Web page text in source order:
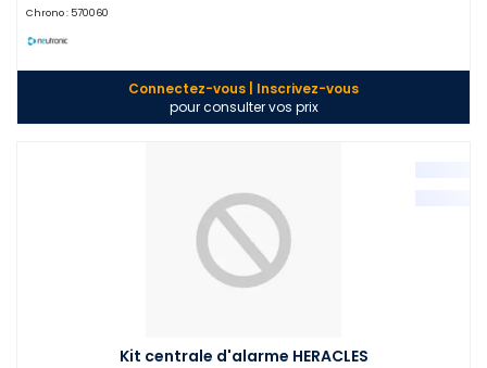
Chrono : 570060
Connectez-vous | Inscrivez-vous
pour consulter vos prix
Kit centrale d'alarme HERACLES